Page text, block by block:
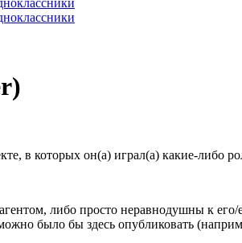
в которых он(а) играл(а) какие-либо
либо просто неравнодушны к
было бы здесь опубликовать